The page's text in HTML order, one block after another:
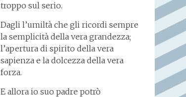
troppo sul serio.
Dagli l’umiltà che gli ricordi sempre
la semplicità della vera grandezza;
l’apertura di spirito della vera
sapienza e la dolcezza della vera
forza.
E allora io suo padre potrò